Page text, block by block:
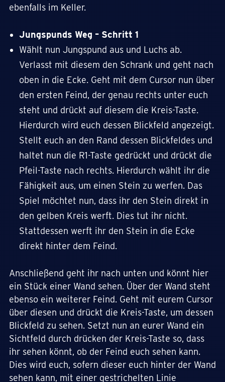
ebenfalls im Keller.
Jungspunds Weg – Schritt 1
Wählt nun Jungspund aus und Luchs ab.
Verlasst mit diesem den Schrank und geht nach
oben in die Ecke. Geht mit dem Cursor nun über
den ersten Feind, der genau rechts unter euch
steht und drückt auf diesem die Kreis-Taste.
Hierdurch wird euch dessen Blickfeld angezeigt.
Stellt euch an den Rand dessen Blickfeldes und
haltet nun die R1-Taste gedrückt und drückt die
Pfeil-Taste nach rechts. Hierdurch wählt ihr die
Fähigkeit aus, um einen Stein zu werfen. Das
Spiel möchtet nun, dass ihr den Stein direkt in
den gelben Kreis werft. Dies tut ihr nicht.
Stattdessen werft ihr den Stein in die Ecke
direkt hinter dem Feind.
Anschließend geht ihr nach unten und könnt hier
ein Stück einer Wand sehen. Über der Wand steht
ebenso ein weiterer Feind. Geht mit eurem Cursor
über diesen und drückt die Kreis-Taste, um dessen
Blickfeld zu sehen. Setzt nun an eurer Wand ein
Sichtfeld durch drücken der Kreis-Taste so, dass
ihr sehen könnt, ob der Feind euch sehen kann.
Dies wird euch, sofern dieser euch hinter der Wand
sehen kann, mit einer gestrichelten Linie